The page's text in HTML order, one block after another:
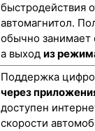
быстродействия
автомагнитол.
обычно занимает
а выход из
Поддержка
через
доступен
скорости